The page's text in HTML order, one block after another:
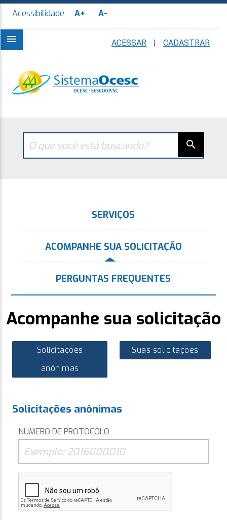
Acessibilidade A+ A-
menu ACESSAR CADASTRAR
search
SERVIÇOS
ACOMPANHE SUA SOLICITAÇÃO
PERGUNTAS FREQUENTES
Acompanhe sua solicitação
Solicitações
anônimas
Suas solicitações
Solicitações anônimas
NÚMERO DE PROTOCOLO